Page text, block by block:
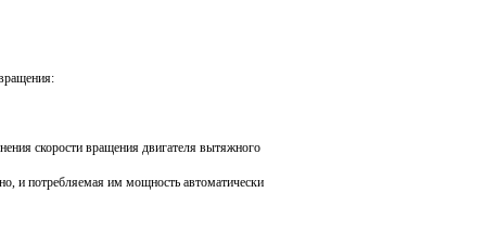
скорости вращения двигателя вытяжного
и потребляемая им мощность автоматически